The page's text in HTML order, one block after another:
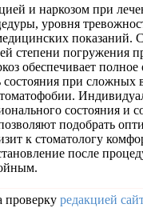
и наркозом при
уровня
показаний.
степени погружения
обеспечивает полное
состояния при сложных
состояния и
подобрать
к стоматологу
после
проверку редакцией